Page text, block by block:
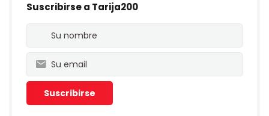
Suscribirse a Tarija200